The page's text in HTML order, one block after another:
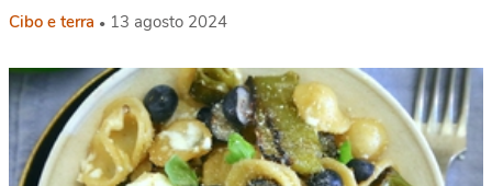
Cibo e terra 13 agosto 2024